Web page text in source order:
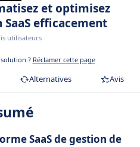
et optimisez
efficacement
utilisateurs
? Réclamer cette page
Alternatives Avis
SaaS de gestion de